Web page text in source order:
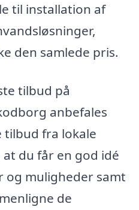
til installation af
den samlede pris.
tilbud på
anbefales
fra lokale
du får en god idé
og muligheder samt
de